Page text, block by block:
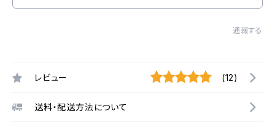
通報する
レビュー (12)
送料・配送方法について